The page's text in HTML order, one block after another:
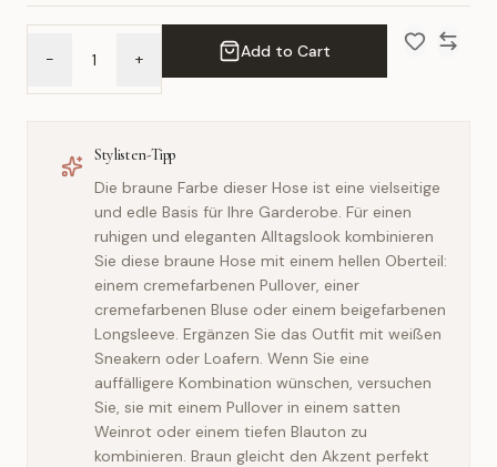
- + Add to Cart
Stylisten-Tipp
Die braune Farbe dieser Hose ist eine vielseitige
und edle Basis für Ihre Garderobe. Für einen
ruhigen und eleganten Alltagslook kombinieren
Sie diese braune Hose mit einem hellen Oberteil:
einem cremefarbenen Pullover, einer
cremefarbenen Bluse oder einem beigefarbenen
Longsleeve. Ergänzen Sie das Outfit mit weißen
Sneakern oder Loafern. Wenn Sie eine
auffälligere Kombination wünschen, versuchen
Sie, sie mit einem Pullover in einem satten
Weinrot oder einem tiefen Blauton zu
kombinieren. Braun gleicht den Akzent perfekt